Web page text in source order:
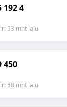
192 4
53 mnt lalu
450
58 mnt lalu